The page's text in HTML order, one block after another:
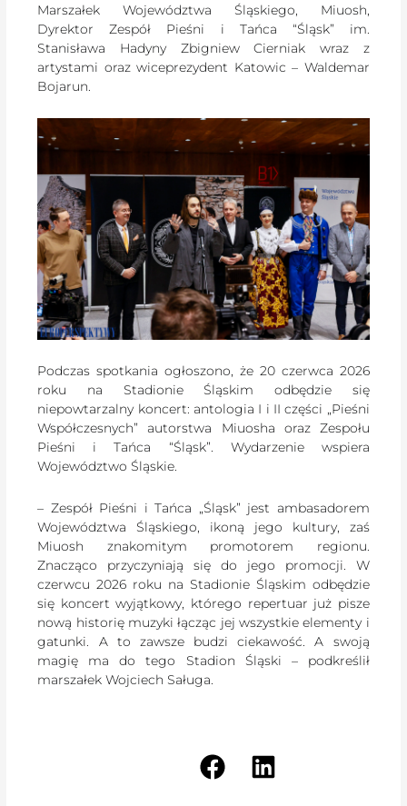
Marszałek Województwa Śląskiego, Miuosh,
Dyrektor Zespół Pieśni i Tańca “Śląsk” im.
Stanisława Hadyny Zbigniew Cierniak wraz z
artystami oraz wiceprezydent Katowic – Waldemar
Bojarun.
Podczas spotkania ogłoszono, że 20 czerwca 2026
roku na Stadionie Śląskim odbędzie się
niepowtarzalny koncert: antologia I i II części „Pieśni
Współczesnych” autorstwa Miuosha oraz Zespołu
Pieśni i Tańca “Śląsk”. Wydarzenie wspiera
Województwo Śląskie.
– Zespół Pieśni i Tańca „Śląsk” jest ambasadorem
Województwa Śląskiego, ikoną jego kultury, zaś
Miuosh znakomitym promotorem regionu.
Znacząco przyczyniają się do jego promocji. W
czerwcu 2026 roku na Stadionie Śląskim odbędzie
się koncert wyjątkowy, którego repertuar już pisze
nową historię muzyki łącząc jej wszystkie elementy i
gatunki. A to zawsze budzi ciekawość. A swoją
magię ma do tego Stadion Śląski – podkreślił
marszałek Wojciech Saługa.